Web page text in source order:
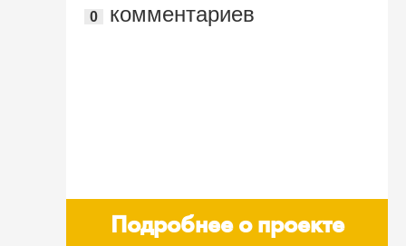
0 комментариев
Подробнее о проекте